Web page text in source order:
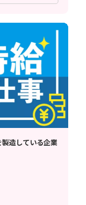
製造している企業